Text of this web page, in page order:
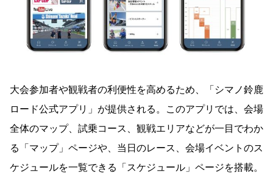
大会参加者や観戦者の利便性を高めるため、「シマノ鈴鹿
ロード公式アプリ」が提供される。このアプリでは、会場
全体のマップ、試乗コース、観戦エリアなどが一目でわか
る「マップ」ページや、当日のレース、会場イベントのス
ケジュールを一覧できる「スケジュール」ページを搭載。